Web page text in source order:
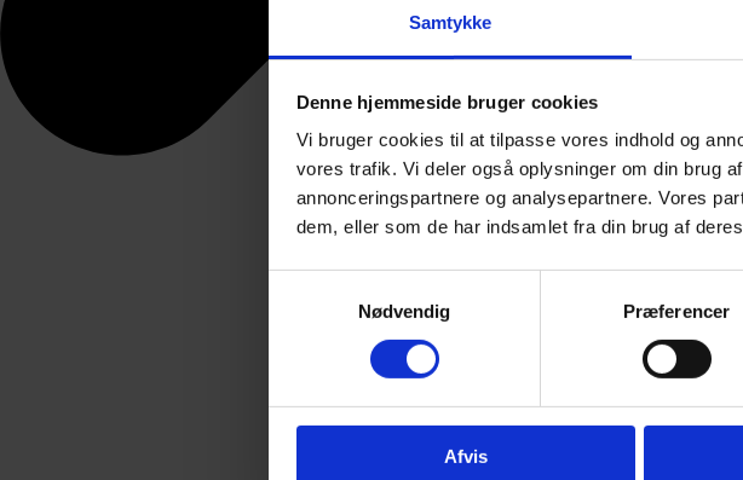
Samtykke
Denne hjemmeside bruger cookies
Vi bruger cookies til at tilpasse vores indhold og
vores trafik. Vi deler også oplysninger om din brug
annonceringspartnere og analysepartnere. Vores
dem, eller som de har indsamlet fra din brug af
Nødvendig
Præferencer
Afvis